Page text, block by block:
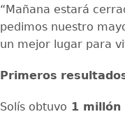
“Mañana estará
pedimos nuestro
un mejor lugar para
Primeros
Solís obtuvo 1 millón